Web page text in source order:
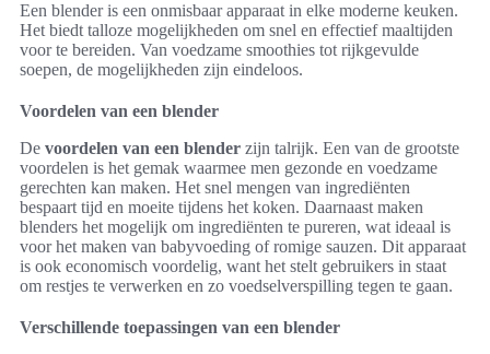
Een blender is een onmisbaar apparaat in elke moderne keuken.
Het biedt talloze mogelijkheden om snel en effectief maaltijden
voor te bereiden. Van voedzame smoothies tot rijkgevulde
soepen, de mogelijkheden zijn eindeloos.
Voordelen van een blender
De voordelen van een blender zijn talrijk. Een van de grootste
voordelen is het gemak waarmee men gezonde en voedzame
gerechten kan maken. Het snel mengen van ingrediënten
bespaart tijd en moeite tijdens het koken. Daarnaast maken
blenders het mogelijk om ingrediënten te pureren, wat ideaal is
voor het maken van babyvoeding of romige sauzen. Dit apparaat
is ook economisch voordelig, want het stelt gebruikers in staat
om restjes te verwerken en zo voedselverspilling tegen te gaan.
Verschillende toepassingen van een blender